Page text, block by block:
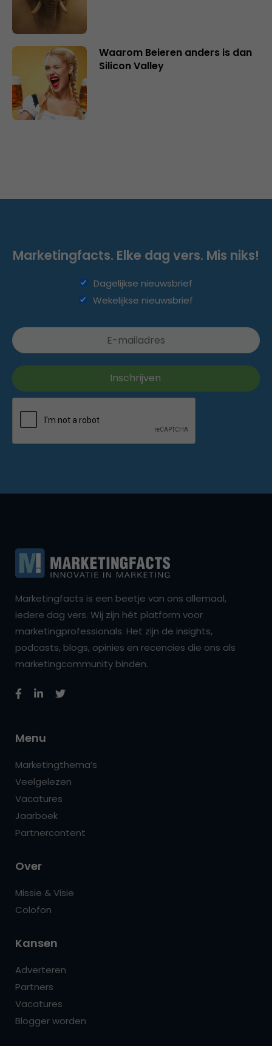
Waarom Beieren anders is dan
Silicon Valley
Marketingfacts. Elke dag vers. Mis niks!
Dagelijkse nieuwsbrief
Wekelijkse nieuwsbrief
Marketingfacts is een beetje van ons allemaal,
iedere dag vers. Wij zijn hét platform voor
marketingprofessionals. Het zijn de insights,
podcasts, blogs, opinies en recencies die ons als
marketingcommunity binden.
Menu
Marketingthema’s
Veelgelezen
Vacatures
Jaarboek
Partnercontent
Over
Missie & Visie
Colofon
Kansen
Adverteren
Partners
Vacatures
Blogger worden